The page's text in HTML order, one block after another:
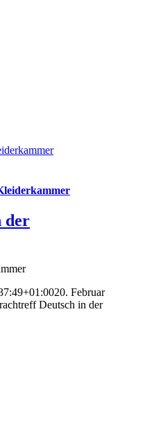
der
20. Februar
Deutsch in der